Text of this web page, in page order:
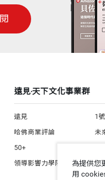
遠見‧天下文化事業群
遠見
哈佛商業評論
50+
領導影響力學院
1
未
為提供您
用